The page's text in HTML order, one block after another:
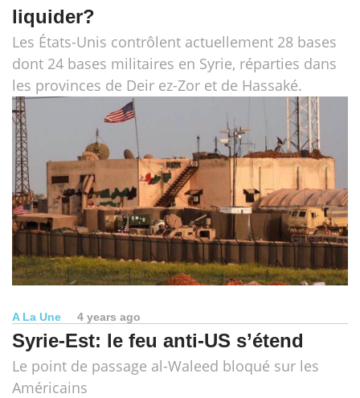
liquider?
Les États-Unis contrôlent actuellement 28 bases
dont 24 bases militaires en Syrie, réparties dans
les provinces de Deir ez-Zor et de Hassaké.
A La Une 4 years ago
Syrie-Est: le feu anti-US s’étend
Le point de passage al-Waleed bloqué sur les
Américains